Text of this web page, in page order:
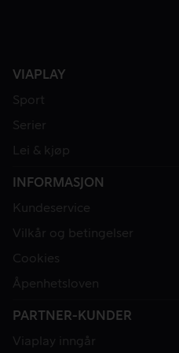
VIAPLAY
Sport
Serier
Lei & kjøp
INFORMASJON
Kundeservice
Vilkår og betingelser
Cookies
Åpenhetsloven
PARTNER-KUNDER
Viaplay inngår